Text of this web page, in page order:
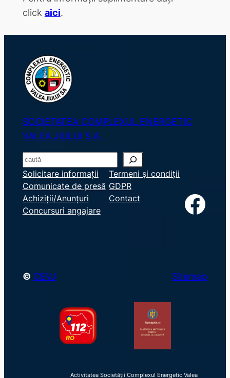
click aici.
SOCIETATEA COMPLEXUL ENERGETIC
VALEA JIULUI S.A.
S
e
a
r
c
Solicitare informații
Comunicate de presă
Achiziții/Anunțuri
Concursuri angajare
Termeni și condiții
GDPR
Contact
Facebook
© CEVJ Sitemap
Activitatea Societății Complexul Energetic Valea